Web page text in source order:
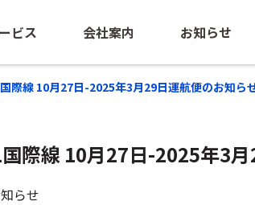
ビス
海外出張手配
BTM（出張管理の最適化支援）
会社案内
ごあいさつ
お知らせ
ニュー
際線 10月27日-2025年3月29日運航便のお知ら
際線 10月27日-2025年3
らせ